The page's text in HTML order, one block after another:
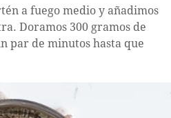
a fuego medio y añadimos
Doramos 300 gramos de
par de minutos hasta que